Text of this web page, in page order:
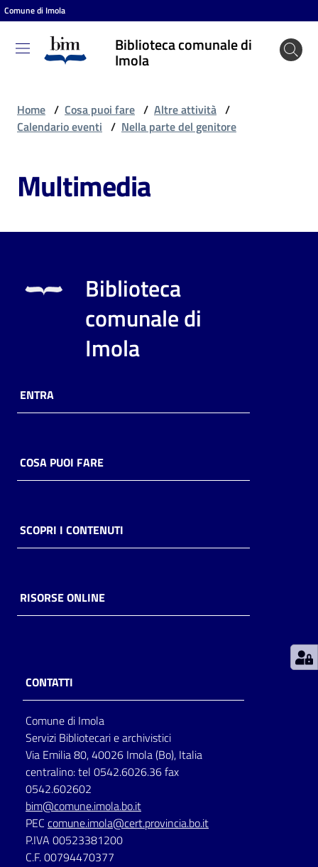
Vai al contenuto
Vai alla navigazione
Vai al footer
Comune di Imola
Biblioteca comunale di
Imola
Biblioteca
comunale
puoi
Risorse
online
Casa
Piani
storico
per
lettura
Seguici
su
Home / Cosa puoi fare / Altre attività /
Calendario eventi / Nella parte del genitore
Multimedia
Biblioteca
comunale di
Imola
ENTRA
COSA PUOI FARE
SCOPRI I CONTENUTI
RISORSE ONLINE
CONTATTI
Comune di Imola
Servizi Bibliotecari e archivistici
Via Emilia 80, 40026 Imola (Bo), Italia
centralino: tel 0542.6026.36 fax
0542.602602
bim@comune.imola.bo.it
PEC comune.imola@cert.provincia.bo.it
P.IVA 00523381200
C.F. 00794470377